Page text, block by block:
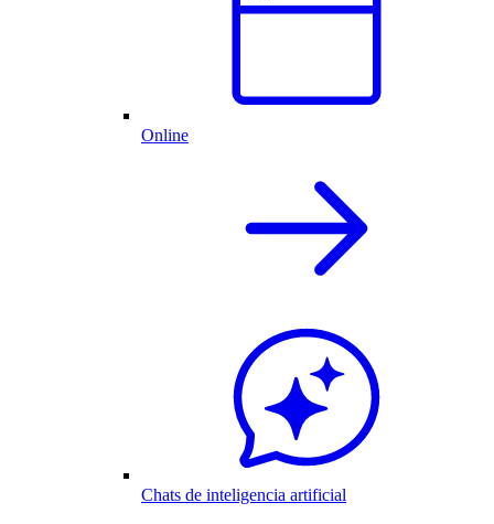
Online
Chats de inteligencia artificial